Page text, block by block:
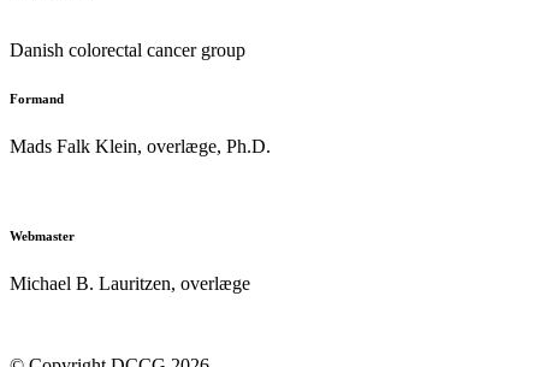
Danish colorectal cancer group
Formand
Mads Falk Klein, overlæge, Ph.D.
Webmaster
Michael B. Lauritzen, overlæge